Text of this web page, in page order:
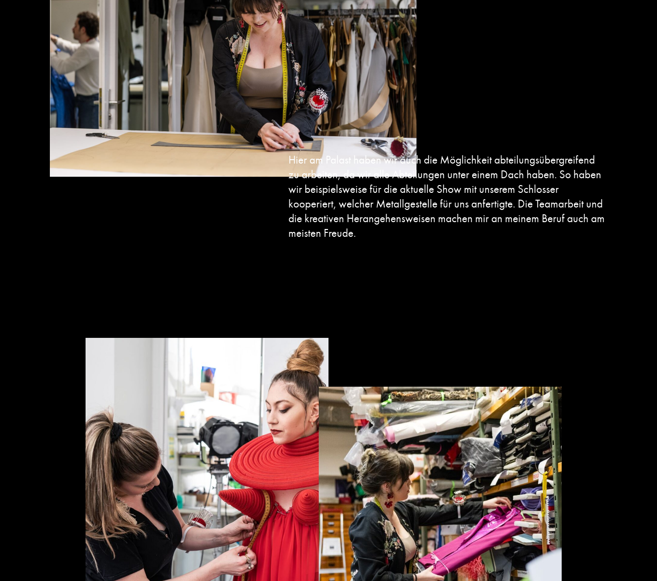
Hier am Palast haben wir auch die Möglichkeit abteilungsübergreifend
zu arbeiten, da wir alle Abteilungen unter einem Dach haben. So haben
wir beispielsweise für die aktuelle Show mit unserem Schlosser
kooperiert, welcher Metallgestelle für uns anfertigte. Die Teamarbeit und
die kreativen Herangehensweisen machen mir an meinem Beruf auch am
meisten Freude.